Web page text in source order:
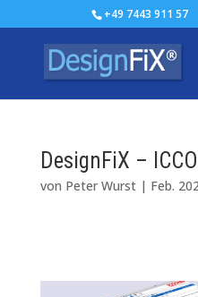
+49 7443 911 57
DesignFiX –
von Peter Wurst| Feb.